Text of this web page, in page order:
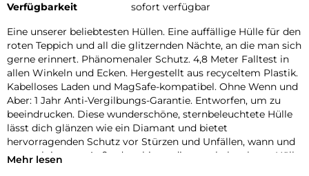
Verfügbarkeit
sofort verfügbar
Eine unserer beliebtesten Hüllen. Eine auffällige Hülle für den
roten Teppich und all die glitzernden Nächte, an die man sich
gerne erinnert. Phänomenaler Schutz. 4,8 Meter Falltest in
allen Winkeln und Ecken. Hergestellt aus recyceltem Plastik.
Kabelloses Laden und MagSafe-kompatibel. Ohne Wenn und
Aber: 1 Jahr Anti-Vergilbungs-Garantie. Entworfen, um zu
beeindrucken. Diese wunderschöne, sternbeleuchtete Hülle
lässt dich glänzen wie ein Diamant und bietet
hervorragenden Schutz vor Stürzen und Unfällen, wann und
wo auch immer. Außerdem bietet die sternbeleuchtete Hülle
Mehr lesen